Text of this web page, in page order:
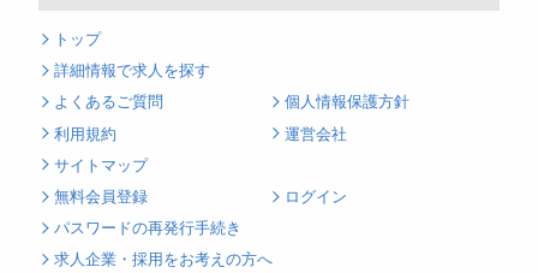
トップ
詳細情報で求人を探す
よくあるご質問
個人情報保護方針
利用規約
運営会社
サイトマップ
無料会員登録
ログイン
パスワードの再発行手続き
求人企業・採用をお考えの方へ